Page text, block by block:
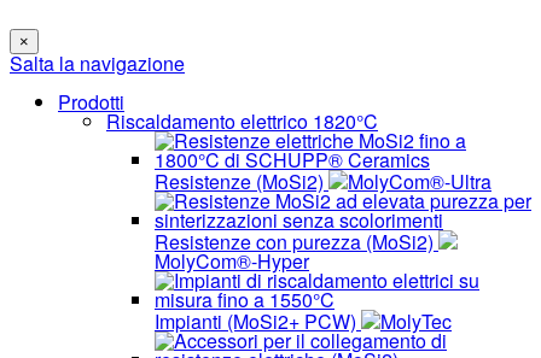
×
Salta la navigazione
Prodotti
Riscaldamento elettrico 1820°C
Resistenze (MoSi2) MolyCom®-Ultra
Resistenze con purezza (MoSi2)
MolyCom®-Hyper
Impianti (MoSi2+ PCW) MolyTec